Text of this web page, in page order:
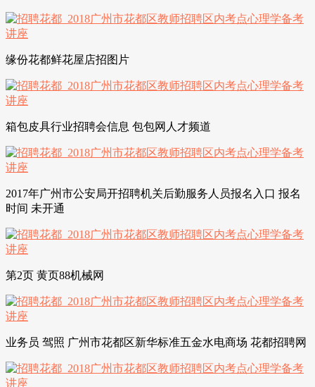
缘份花都鲜花屋店招图片
箱包皮具行业招聘会信息 包包网人才频道
2017年广州市公安局开招聘机关后勤服务人员报名入口 报名
时间 未开通
第2页 黄页88机械网
业务员 驾照 广州市花都区新华标准五金水电商场 花都招聘网